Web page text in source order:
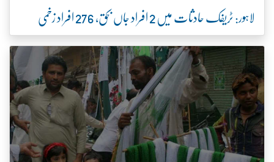
لاہور: ٹریفک حادثات میں 2 افراد جاں بحق، 276 افراد زخمی